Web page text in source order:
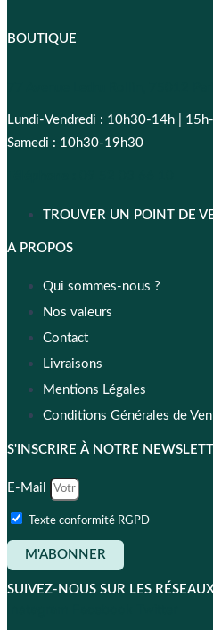
BOUTIQUE
Lundi-Vendredi : 10h30-14h |
Samedi : 10h30-19h30
TROUVER UN POINT DE
A PROPOS
Qui sommes-nous ?
Nos valeurs
Contact
Livraisons
Mentions Légales
Conditions Générales de
S'INSCRIRE À NOTRE
E-Mail
Texte conformité RGPD
M'ABONNER
SUIVEZ-NOUS SUR LES